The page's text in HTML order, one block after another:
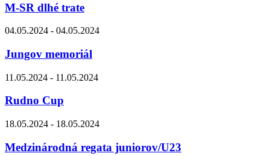
M-SR dlhé trate
04.05.2024 - 04.05.2024
Jungov memoriál
11.05.2024 - 11.05.2024
Rudno Cup
18.05.2024 - 18.05.2024
Medzinárodná regata juniorov/U23